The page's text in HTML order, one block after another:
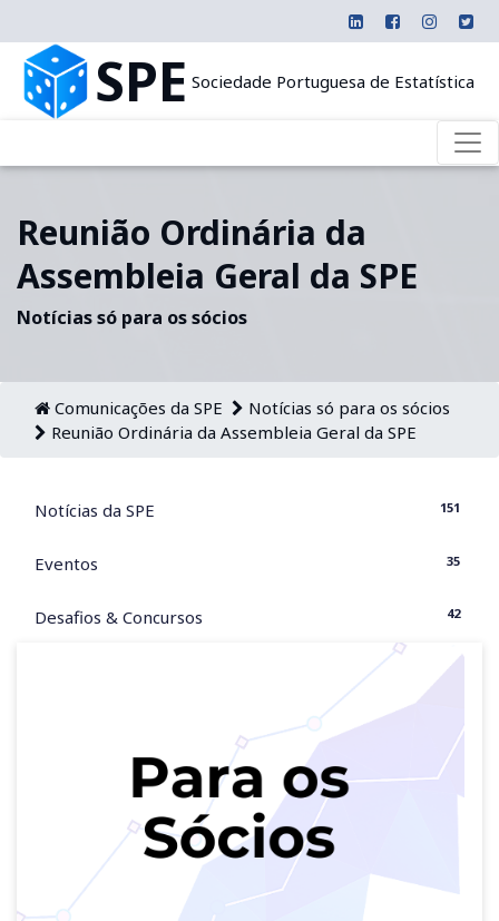
SPE Sociedade Portuguesa de Estatística
Reunião Ordinária da
Assembleia Geral da SPE
Notícias só para os sócios
Comunicações da SPE
Notícias só para os sócios
Reunião Ordinária da Assembleia Geral da SPE
Notícias da SPE 151
Eventos 35
Desafios & Concursos 42